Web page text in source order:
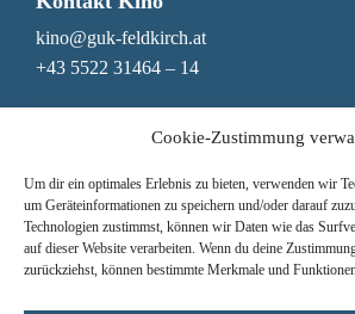
Cookie-Zustimmung
Um dir ein optimales Erlebnis zu bieten, verwenden wir
um Geräteinformationen zu speichern und/oder darauf
Technologien zustimmst, können wir Daten wie das
auf dieser Website verarbeiten. Wenn du deine
zurückziehst, können bestimmte Merkmale und
kino@guk-feldkirch.at
+43 5522 31464 – 14
+43 5522 31464 – 10
Newsletter
Nichts mehr verpassen!
Hier zum Newsletter anmelden